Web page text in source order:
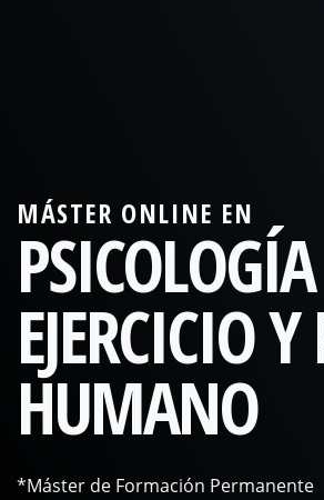
MÁSTER ONLINE EN
EJERCICIO
HUMANO
*Máster de Formación Permanente